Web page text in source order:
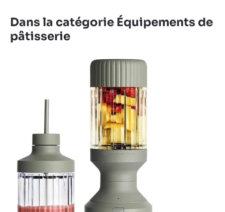
Dans la catégorie Équipements de
pâtisserie